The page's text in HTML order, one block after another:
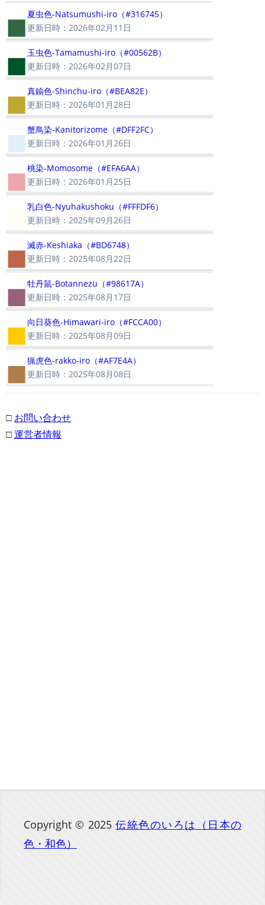
■夏虫色-Natsumushi-iro（#316745）
更新日時：2026年02月11日
■玉虫色-Tamamushi-iro（#00562B）
更新日時：2026年02月07日
■真鍮色-Shinchu-iro（#BEA82E）
更新日時：2026年01月28日
■蟹鳥染-Kanitorizome（#DFF2FC）
更新日時：2026年01月26日
■桃染-Momosome（#EFA6AA）
更新日時：2026年01月25日
■乳白色-Nyuhakushoku（#FFFDF6）
更新日時：2025年09月26日
■滅赤-Keshiaka（#BD6748）
更新日時：2025年08月22日
■牡丹鼠-Botannezu（#98617A）
更新日時：2025年08月17日
■向日葵色-Himawari-iro（#FCCA00）
更新日時：2025年08月09日
■猟虎色-rakko-iro（#AF7E4A）
更新日時：2025年08月08日
□ お問い合わせ
□運営者情報
Copyright © 2025伝統色のいろは（日本の
色・和色）